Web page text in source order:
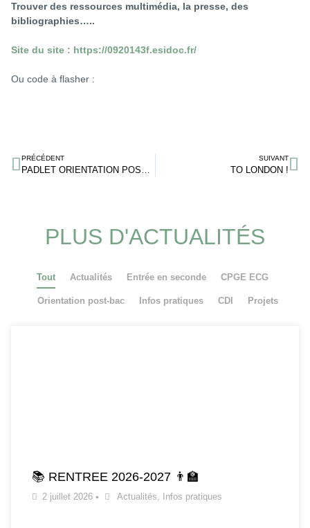
Trouver des ressources multimédia, la presse, des
bibliographies…..
Site du site : https://0920143f.esidoc.fr/
Ou code à flasher :
PRÉCÉDENT
PADLET ORIENTATION POST-BAC
SUIVANT
TO LONDON !
PLUS D'ACTUALITÉS
Tout Actualités Entrée en seconde CPGE ECG
Orientation post-bac Infos pratiques CDI Projets
📚 RENTREE 2026-2027 👨‍🏫
2 juillet 2026 • Actualités, Infos pratiques